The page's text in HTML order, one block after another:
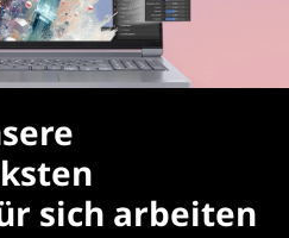
sich arbeiten